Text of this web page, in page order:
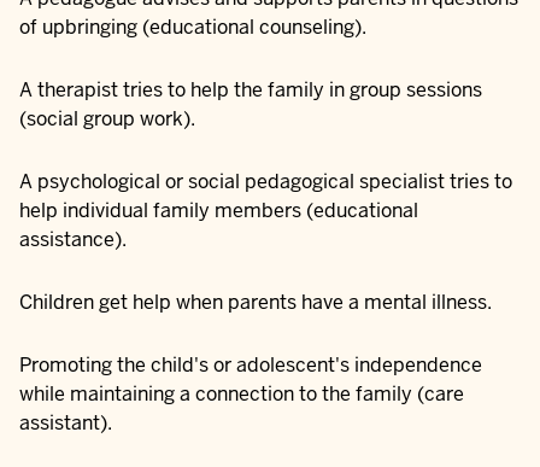
of upbringing (educational counseling).
A therapist tries to help the family in group sessions
(social group work).
A psychological or social pedagogical specialist tries to
help individual family members (educational
assistance).
Children get help when parents have a mental illness.
Promoting the child's or adolescent's independence
while maintaining a connection to the family (care
assistant).